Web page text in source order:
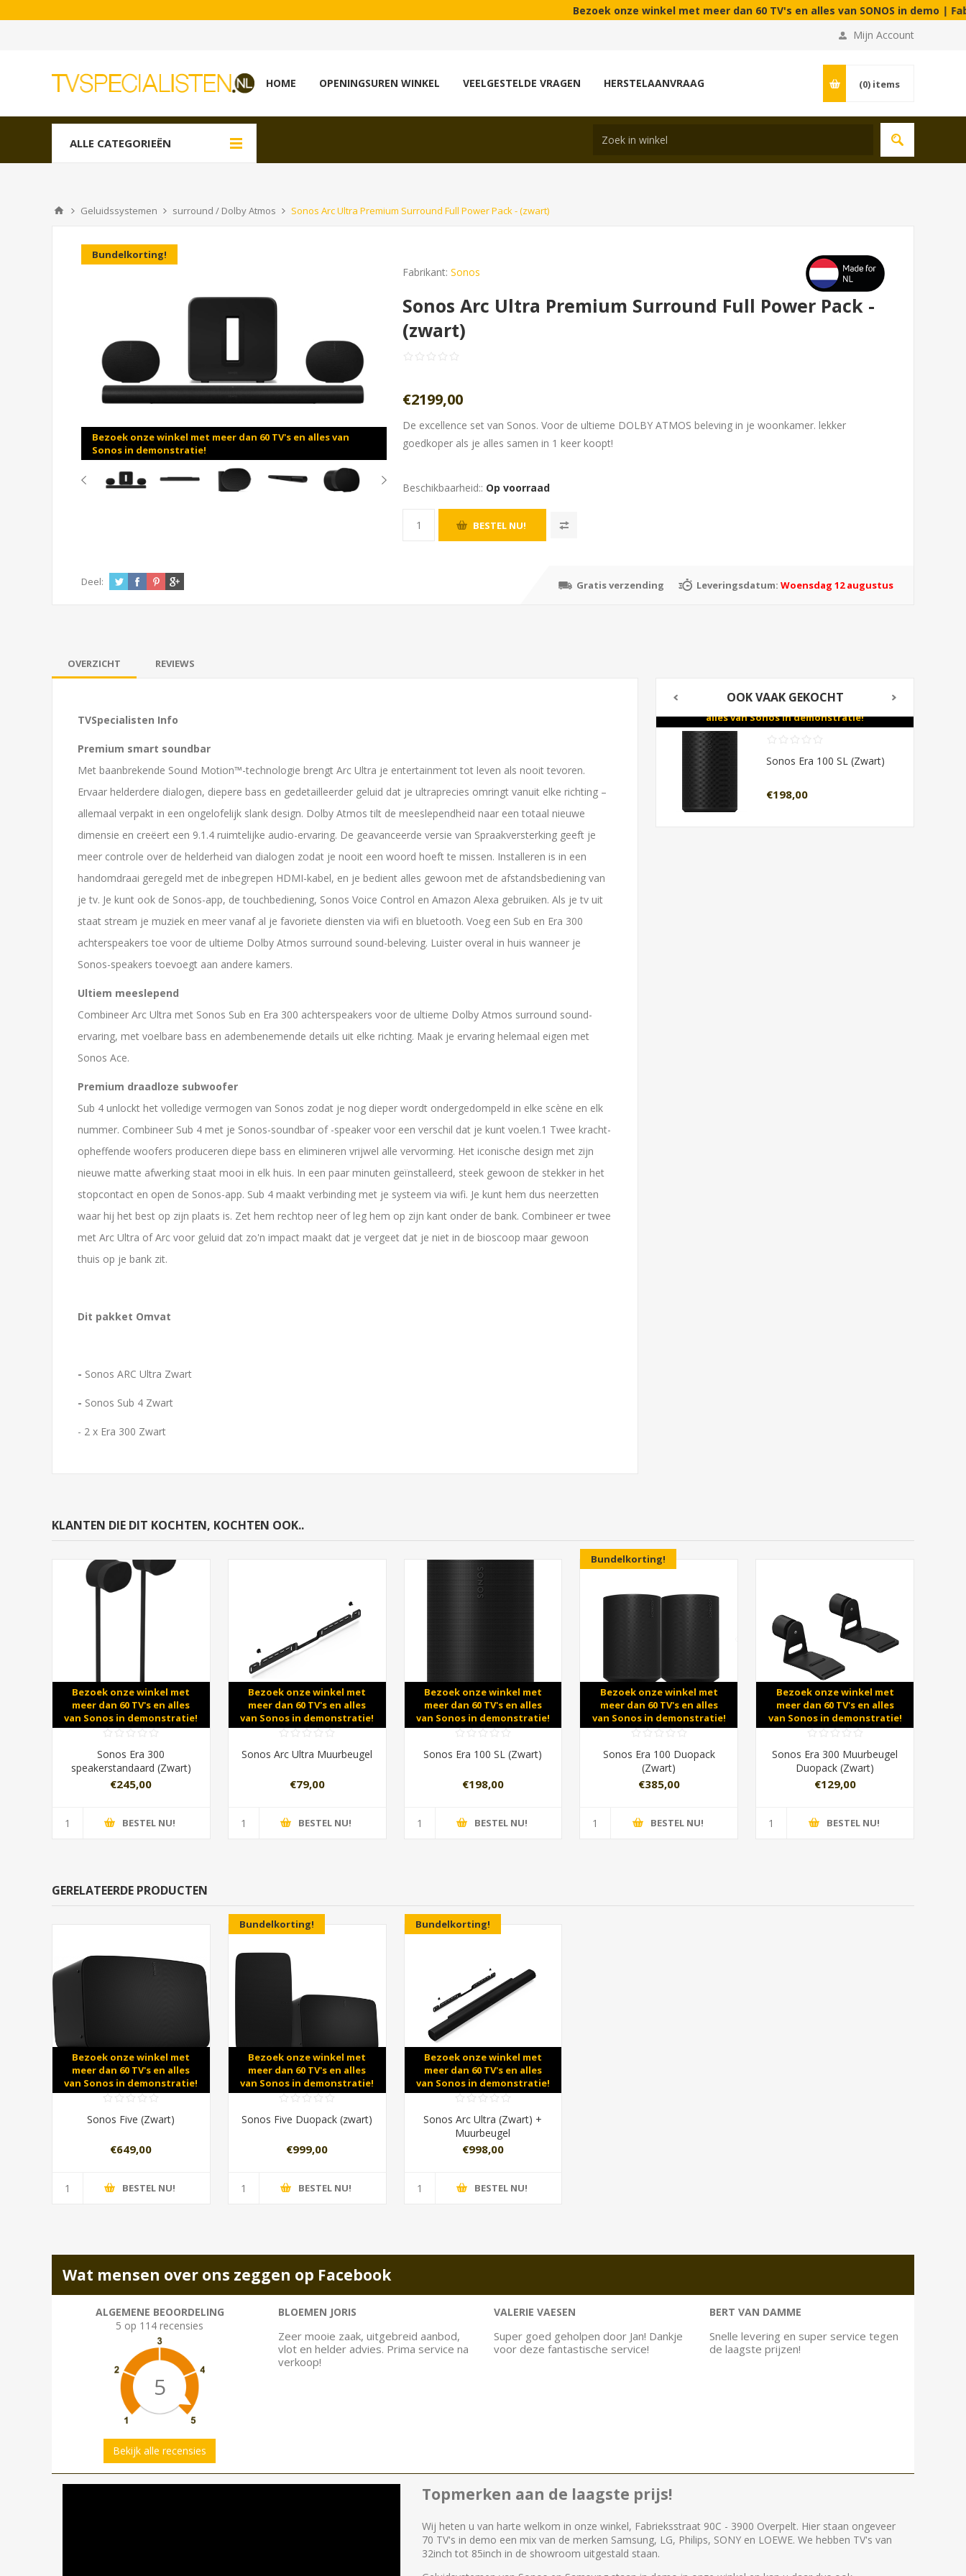
Bezoek onze winkel met meer dan 60 TV's en alles van SONOS in demo |
Mijn Account
HOME OPENINGSUREN WINKEL VEELGESTELDE VRAGEN HERSTELAANVRAAG (0) items
ALLE CATEGORIEËN
Geluidssystemen surround / Dolby Atmos Sonos Arc Ultra Premium Surround Full Power Pack - (zwart)
Bundelkorting!
Bezoek onze winkel met meer dan 60 TV's en alles van
Sonos in demonstratie!
Fabrikant: Sonos
Sonos Arc Ultra Premium Surround Full Power Pack -
(zwart)
€2199,00
De excellence set van Sonos. Voor de ultieme DOLBY ATMOS beleving in je woonkamer. lekker
goedkoper als je alles samen in 1 keer koopt!
Beschikbaarheid:: Op voorraad
Deel: Gratis verzending Leveringsdatum: Woensdag 12 augustus
OVERZICHT REVIEWS
TVSpecialisten Info
Premium smart soundbar
Met baanbrekende Sound Motion™-technologie brengt Arc Ultra je entertainment tot leven als nooit tevoren.
Ervaar helderdere dialogen, diepere bass en gedetailleerder geluid dat je ultraprecies omringt vanuit elke richting –
allemaal verpakt in een ongelofelijk slank design. Dolby Atmos tilt de meeslependheid naar een totaal nieuwe
dimensie en creëert een 9.1.4 ruimtelijke audio-ervaring. De geavanceerde versie van Spraakversterking geeft je
meer controle over de helderheid van dialogen zodat je nooit een woord hoeft te missen. Installeren is in een
handomdraai geregeld met de inbegrepen HDMI-kabel, en je bedient alles gewoon met de afstandsbediening van
je tv. Je kunt ook de Sonos-app, de touchbediening, Sonos Voice Control en Amazon Alexa gebruiken. Als je tv uit
staat stream je muziek en meer vanaf al je favoriete diensten via wifi en bluetooth. Voeg een Sub en Era 300
achterspeakers toe voor de ultieme Dolby Atmos surround sound-beleving. Luister overal in huis wanneer je
Sonos-speakers toevoegt aan andere kamers.
Ultiem meeslepend
Combineer Arc Ultra met Sonos Sub en Era 300 achterspeakers voor de ultieme Dolby Atmos surround sound-
ervaring, met voelbare bass en adembenemende details uit elke richting. Maak je ervaring helemaal eigen met
Sonos Ace.
Premium draadloze subwoofer
Sub 4 unlockt het volledige vermogen van Sonos zodat je nog dieper wordt ondergedompeld in elke scène en elk
nummer. Combineer Sub 4 met je Sonos-soundbar of -speaker voor een verschil dat je kunt voelen.1 Twee kracht-
opheffende woofers produceren diepe bass en elimineren vrijwel alle vervorming. Het iconische design met zijn
nieuwe matte afwerking staat mooi in elk huis. In een paar minuten geïnstalleerd, steek gewoon de stekker in het
stopcontact en open de Sonos-app. Sub 4 maakt verbinding met je systeem via wifi. Je kunt hem dus neerzetten
waar hij het best op zijn plaats is. Zet hem rechtop neer of leg hem op zijn kant onder de bank. Combineer er twee
met Arc Ultra of Arc voor geluid dat zo'n impact maakt dat je vergeet dat je niet in de bioscoop maar gewoon
thuis op je bank zit.
Dit pakket Omvat
- Sonos ARC Ultra Zwart
- Sonos Sub 4 Zwart
- 2 x Era 300 Zwart
OOK VAAK GEKOCHT
in demonstratie!
speakerstandaard (Zwart)
Duopack
€245,00 €79,00
Bezoek onze winkel met meer dan 60 TV's en
alles van Sonos in demonstratie!
Sonos Era 100 SL (Zwart)
€198,00
KLANTEN DIE DIT KOCHTEN, KOCHTEN OOK..
Bezoek onze winkel met
meer dan 60 TV's en alles
van Sonos in demonstratie!
Sonos Era 300
speakerstandaard (Zwart)
Duopack
€245,00
BESTEL NU!
Bezoek onze winkel met
meer dan 60 TV's en alles
van Sonos in demonstratie!
Sonos Arc Ultra Muurbeugel
€79,00
BESTEL NU!
Bezoek onze winkel met
meer dan 60 TV's en alles
van Sonos in demonstratie!
Sonos Era 100 SL (Zwart)
€198,00
BESTEL NU!
Bundelkorting!
Bezoek onze winkel met
meer dan 60 TV's en alles
van Sonos in demonstratie!
Sonos Era 100 Duopack
(Zwart)
€385,00
BESTEL NU!
Bezoek onze winkel met
meer dan 60 TV's en alles
van Sonos in demonstratie!
Sonos Era 300 Muurbeugel
Duopack (Zwart)
€129,00
BESTEL NU!
GERELATEERDE PRODUCTEN
Bezoek onze winkel met
meer dan 60 TV's en alles
van Sonos in demonstratie!
Sonos Five (Zwart)
€649,00
BESTEL NU!
Bundelkorting!
Bezoek onze winkel met
meer dan 60 TV's en alles
van Sonos in demonstratie!
Sonos Five Duopack (zwart)
€999,00
BESTEL NU!
Bundelkorting!
Bezoek onze winkel met
meer dan 60 TV's en alles
van Sonos in demonstratie!
Sonos Arc Ultra (Zwart) +
Muurbeugel
€998,00
BESTEL NU!
Wat mensen over ons zeggen op Facebook
ALGEMENE BEOORDELING
5 op 114 recensies
5
Bekijk alle recensies
BLOEMEN JORIS
Zeer mooie zaak, uitgebreid aanbod,
vlot en helder advies. Prima service na
verkoop!
VALERIE VAESEN
Super goed geholpen door Jan! Dankje
voor deze fantastische service!
BERT VAN DAMME
Snelle levering en super service tegen
de laagste prijzen!
Topmerken aan de laagste prijs!
Wij heten u van harte welkom in onze winkel, Fabrieksstraat 90C - 3900 Overpelt. Hier staan ongeveer
70 TV's in demo een mix van de merken Samsung, LG, Philips, SONY en LOEWE. We hebben TV's van
32inch tot 85inch in de showroom uitgestald staan.